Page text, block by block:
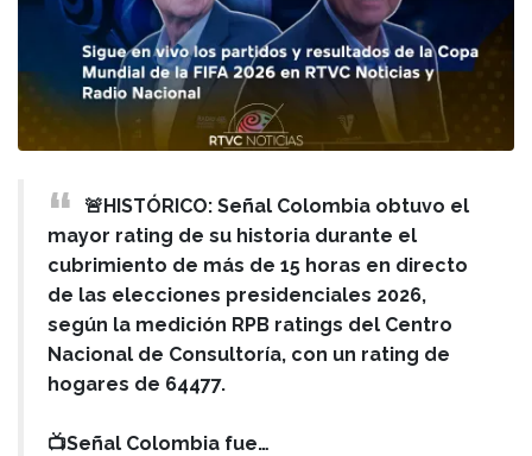
🚨HISTÓRICO: Señal Colombia obtuvo el
mayor rating de su historia durante el
cubrimiento de más de 15 horas en directo
de las elecciones presidenciales 2026,
según la medición RPB ratings del Centro
Nacional de Consultoría, con un rating de
hogares de 64477.
📺Señal Colombia fue…